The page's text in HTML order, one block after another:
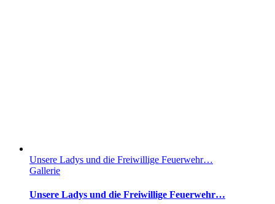
Unsere Ladys und die Freiwillige Feuerwehr…
Gallerie
Unsere Ladys und die Freiwillige Feuerwehr…